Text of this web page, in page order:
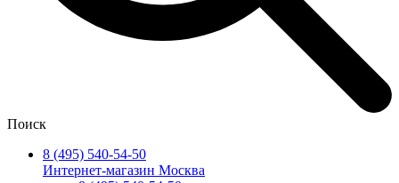
Поиск
8 (495) 540-54-50
Интернет-магазин Москва